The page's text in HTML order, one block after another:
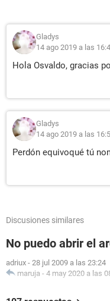
Gladys
14 ago 2019 a las
Hola Osvaldo, gracias
Gladys
14 ago 2019 a las
Perdón equivoqué tú
Discusiones similares
No puedo abrir el
adriux - 28 jul 2009 a las 23:24
maruja - 4 may 2020 a las